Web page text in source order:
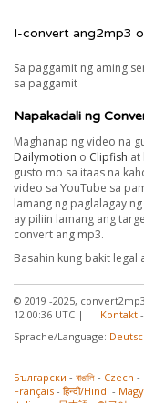
I-convert ang2mp3
Sa paggamit ng aming
sa paggamit
Napakadali ng
Maghanap ng video na
Dailymotion o Clipfish at
gusto mo sa itaas na
video sa YouTube sa
lamang ng paglalagay
ay piliin lamang ang
convert ang mp3.
Basahin kung bakit legal
© 2019 -2025,
12:00:36 UTC |
Kontakt -
Sprache/Language:
Български - বাঙালি - Czech -
Français - हिन्दी/Hindī -